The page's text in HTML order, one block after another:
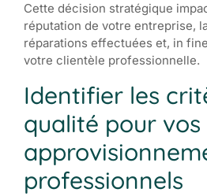
Cette décision stratégique
réputation de votre entreprise,
réparations effectuées et, in
votre clientèle professionnelle.
Identifier les
qualité pour vos
professionnels